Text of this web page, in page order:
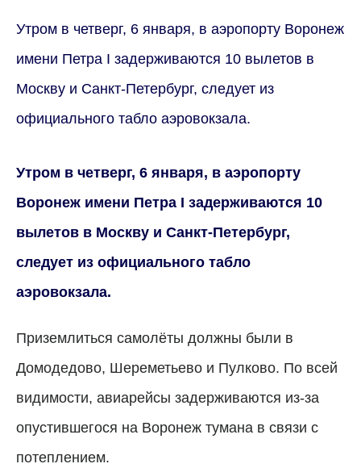
Утром в четверг, 6 января, в аэропорту Воронеж
имени Петра I задерживаются 10 вылетов в
Москву и Санкт-Петербург, следует из
официального табло аэровокзала.
Утром в четверг, 6 января, в аэропорту
Воронеж имени Петра I задерживаются 10
вылетов в Москву и Санкт-Петербург,
следует из официального табло
аэровокзала.
Приземлиться самолёты должны были в
Домодедово, Шереметьево и Пулково. По всей
видимости, авиарейсы задерживаются из-за
опустившегося на Воронеж тумана в связи с
потеплением.